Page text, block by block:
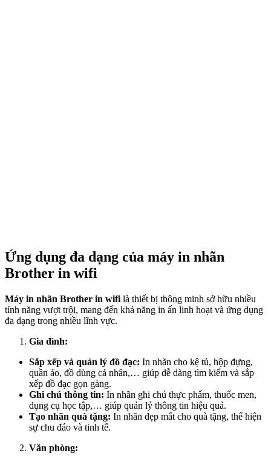
Ứng dụng đa dạng của máy in nhãn
Brother in wifi
Máy in nhãn Brother in wifi là thiết bị thông minh sở hữu nhiều
tính năng vượt trội, mang đến khả năng in ấn linh hoạt và ứng dụng
đa dạng trong nhiều lĩnh vực.
Gia đình:
Sắp xếp và quản lý đồ đạc: In nhãn cho kệ tủ, hộp đựng,
quần áo, đồ dùng cá nhân,… giúp dễ dàng tìm kiếm và sắp
xếp đồ đạc gọn gàng.
Ghi chú thông tin: In nhãn ghi chú thực phẩm, thuốc men,
dụng cụ học tập,… giúp quản lý thông tin hiệu quả.
Tạo nhãn quà tặng: In nhãn đẹp mắt cho quà tặng, thể hiện
sự chu đáo và tinh tế.
Văn phòng: